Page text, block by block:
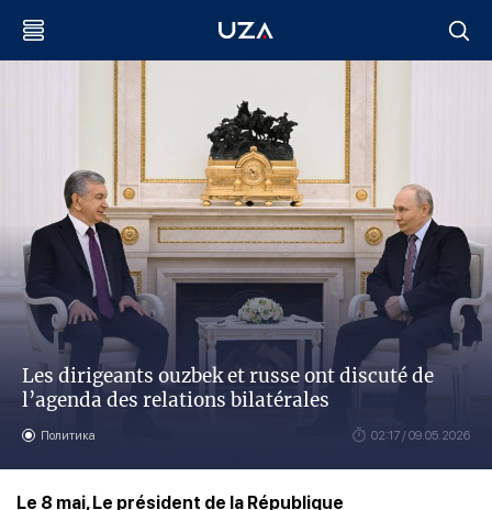
Les dirigeants ouzbek et russe ont discuté de
l’agenda des relations bilatérales
Политика 02:17 / 09.05.2026
Le 8 mai, Le président de la République